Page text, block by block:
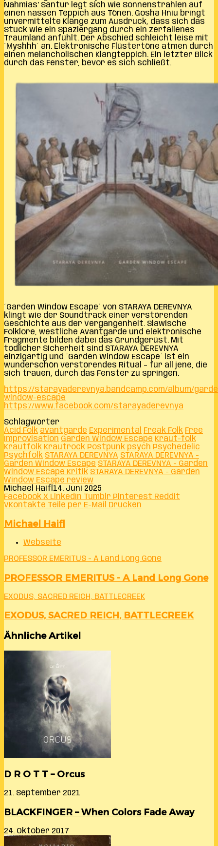
Nahmias‘ Santur legt sich wie Sonnenstrahlen auf
einen nassen Teppich aus Tönen. Gosha Hniu bringt
unvermittelte Klänge zum Ausdruck, dass sich das
Stück wie ein Spaziergang durch ein zerfallenes
Traumland anfühlt. Der Abschied schleicht leise mit
´Myshhh´ an. Elektronische Flüstertöne atmen durch
einen melancholischen Klangteppich. Ein letzter Blick
durch das Fenster, bevor es sich schließt.
´Garden Window Escape´ von STARAYA DEREVNYA
klingt wie der Soundtrack einer verstörenden
Geschichte aus der Vergangenheit. Slawische
Folklore, westliche Avantgarde und elektronische
Fragmente bilden dabei das Grundgerüst. Mit
tödlicher Sicherheit sind STARAYA DEREVNYA
einzigartig und ´Garden Window Escape´ ist ein
wunderschön verstörendes Ritual – für all jene, die
sich trauen, durch das Fenster zu springen.
https://starayaderevnya.bandcamp.com/album/
window-escape
https://www.facebook.com/starayaderevnya
Schlagwörter
Acid Folk avantgarde Experimental Freak Folk Free
Improvisation Garden Window Escape Kraut-folk
Krautfolk Krautrock Postpunk psych Psychedelic
Psychfolk STARAYA DEREVNYA STARAYA DEREVNYA -
Garden Window Escape STARAYA DEREVNYA - Garden
Window Escape Kritik STARAYA DEREVNYA - Garden
Window Escape review
Michael Haifl 14. Juni 2025
Facebook X LinkedIn Tumblr Pinterest Reddit
VKontakte Teile per E-Mail Drucken
Michael Haifl
Webseite
PROFESSOR EMERITUS - A Land Long Gone
PROFESSOR EMERITUS - A Land Long Gone
EXODUS, SACRED REICH, BATTLECREEK
EXODUS, SACRED REICH, BATTLECREEK
Ähnliche Artikel
D R O T T – Orcus
21. September 2021
BLACKFINGER – When Colors Fade Away
24. Oktober 2017